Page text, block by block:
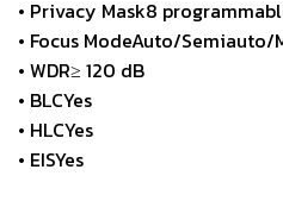
• Privacy Mask8
• Focus ModeAuto/Semiauto/
• WDR≥ 120 dB
• BLCYes
• HLCYes
• EISYes